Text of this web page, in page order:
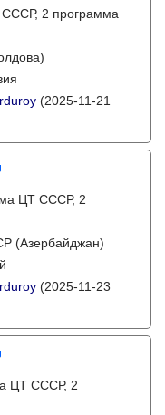
2 программа
(2025-11-21
ЦТ СССР, 2
(Азербайджан)
(2025-11-23
ЦТ СССР, 2